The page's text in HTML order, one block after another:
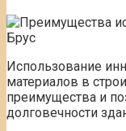
Использование
материалов в
преимущества и
долговечности